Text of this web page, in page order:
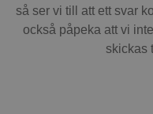
så ser vi till att ett svar
också påpeka att vi
skickas